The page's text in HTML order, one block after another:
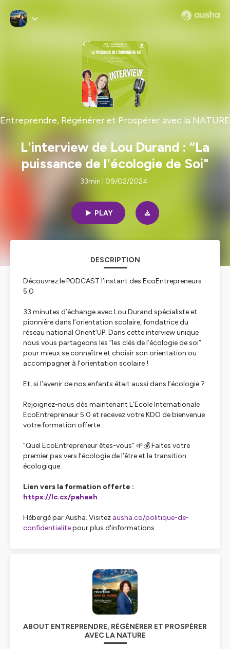
Entreprendre, Régénérer et Prospérer avec la NATURE
L'interview de Lou Durand : “La
puissance de l'écologie de Soi"
33min | 09/02/2024
PLAY
DESCRIPTION
Découvrez le PODCAST l’instant des EcoEntrepreneurs
5.0
33 minutes d’échange avec Lou Durand spécialiste et
pionnière dans l’orientation scolaire, fondatrice du
réseau national Orient’UP. Dans cette interview unique
nous vous partageons les “les clés de l’écologie de soi”
pour mieux se connaître et choisir son orientation ou
accompagner à l’orientation scolaire !
Et, si l’avenir de nos enfants était aussi dans l’écologie ?
Rejoignez-nous dès maintenant L’Ecole Internationale
EcoEntrepreneur 5.0 et recevez votre KDO de bienvenue
votre formation offerte :
“Quel EcoEntrepreneur êtes-vous” 🌱💰 Faites votre
premier pas vers l’écologie de l’être et la transition
écologique.
Lien vers la formation offerte :
https://lc.cx/pahaeh
Hébergé par Ausha. Visitez ausha.co/politique-de-
confidentialitepour plus d'informations.
ABOUT ENTREPRENDRE, RÉGÉNÉRER ET PROSPÉRER
AVEC LA NATURE